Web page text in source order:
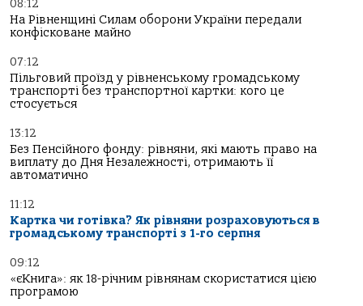
08:12
На Рівненщині Силам оборони України передали
конфісковане майно
07:12
Пільговий проїзд у рівненському громадському
транспорті без транспортної картки: кого це
стосується
13:12
Без Пенсійного фонду: рівняни, які мають право на
виплату до Дня Незалежності, отримають її
автоматично
11:12
Картка чи готівка? Як рівняни розраховуються в
громадському транспорті з 1-го серпня
09:12
«єКнига»: як 18-річним рівнянам скористатися цією
програмою